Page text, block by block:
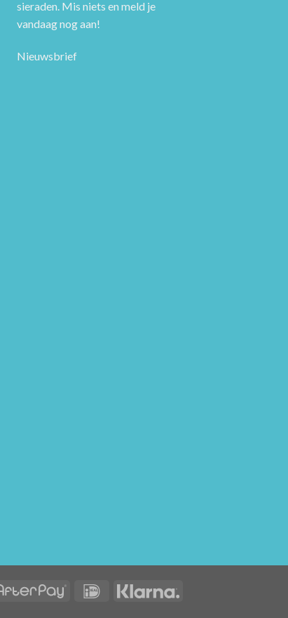
sieraden. Mis niets en meld je
vandaag nog aan!
Nieuwsbrief